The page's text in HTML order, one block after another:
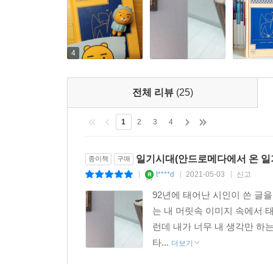
공간을 자르고 꿰매는 분주한 한 일기 장인의 모
장식은 개성 넘치며, 누구에게나 신기할 정도로 맞
■ 사랑했던 한 시절을 기록하는 역사가
-「시인기記 3-동아리를 사랑해」, 96쪽
시인은 자신이 삶에 처음 시를 심었던 때, 친구들
듯한’ 느낌을 받았던 때. 종각에서 언주 이모, 희
‘재미있다’는 말은 ‘슬프다’는 말과 같다는 새로
에서 빼놓을 수 없는 시기를 ‘시인기記’라는 제
자리하고 있다고. 그리고 과거보다 조금 더 단단
날들만이 시로 기록되던 시기는 이제 지나갔으
역사를 남김없이 기록하며 문보영은 더없이 생생
4
전체 리뷰 (25)
1 2 3 4
종이책 구매 일기시대(안드로메다에서 온
t****d 2021-05-03 신고
92년에 태어난 시인이 쓴 글
는 내 머릿속 이미지 속에서
런데 내가 너무 내 생각만 하
타... 더보기